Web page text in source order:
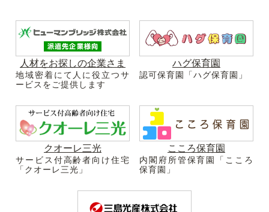
人材をお探しの企業さま
地域密着にて人に役立つサ
ービスをご提供します
ハグ保育園
認可保育園「ハグ保育園」
クオーレ三光
サービス付高齢者向け住宅
「クオーレ三光」
こころ保育園
内閣府所管保育園「こころ
保育園」